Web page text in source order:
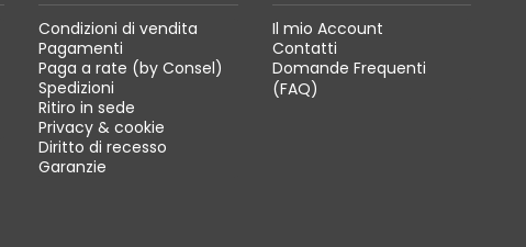
Condizioni di vendita
Pagamenti
Paga a rate (by Consel)
Spedizioni
Ritiro in sede
Privacy & cookie
Diritto di recesso
Garanzie
Il mio Account
Contatti
Domande Frequenti
(FAQ)